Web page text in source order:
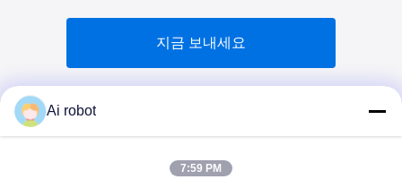
지금 보내세요
VIVI DENTAI
Ai robot
7:59 PM